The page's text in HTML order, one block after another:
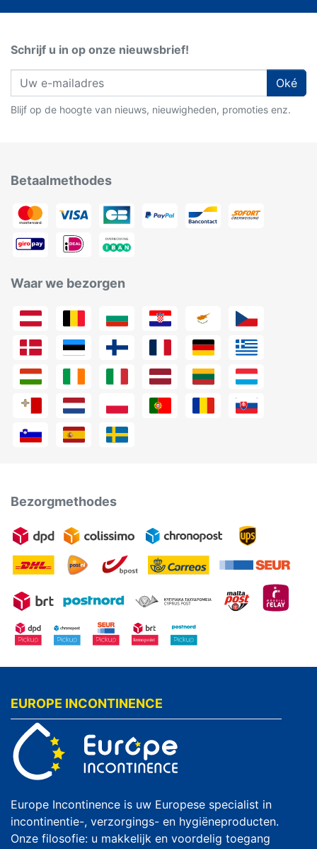
Schrijf u in op onze nieuwsbrief!
Oké
Blijf op de hoogte van nieuws, nieuwigheden, promoties enz.
Betaalmethodes
Waar we bezorgen
Bezorgmethodes
EUROPE INCONTINENCE
Europe Incontinence is uw Europese specialist in
incontinentie-, verzorgings- en hygiëneproducten.
Onze filosofie: u makkelijk en voordelig toegang